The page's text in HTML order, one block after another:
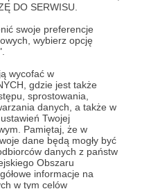
DO SERWISU.
swoje preferencje
wybierz opcję
wycofać w
gdzie jest także
sprostowania,
danych, a także w
Twojej
Pamiętaj, że w
dane będą mogły być
danych z państw
Obszaru
informacje na
w tym celów
na kolejny seans
atakuje” (lub „Atak
od dystrybucji).